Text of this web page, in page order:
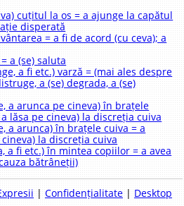
cuțitul la os = a ajunge la capătul
disperată
= a fi de acord (cu ceva); a
a (se) saluta
a fi etc.) varză = (mai ales despre
a (se) degrada, a (se)
a arunca pe cineva) în brațele
lăsa pe cineva) la discreția cuiva
a arunca) în brațele cuiva = a
la discreția cuiva
a fi etc.) în mintea copiilor = a avea
bătrâneții)
| Confidențialitate| Desktop